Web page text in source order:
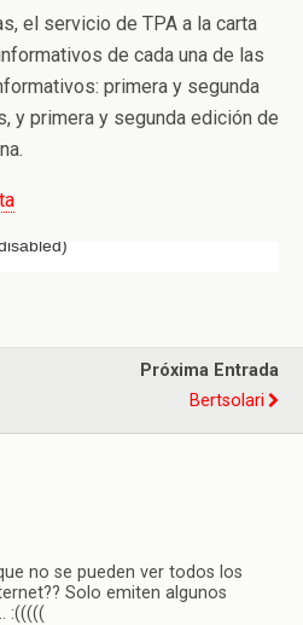
el servicio de TPA a la carta
de cada una de las
primera y segunda
y primera y segunda edición de
Próxima Entrada
Bertsolari
no se pueden ver todos los
Solo emiten algunos
:(((((